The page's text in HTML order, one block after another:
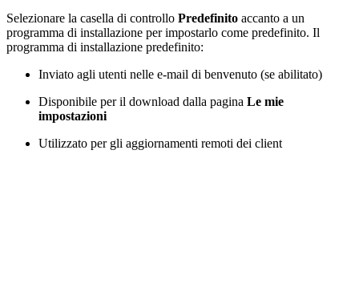
Selezionare la casella di controllo Predefinito accanto a un
programma di installazione per impostarlo come predefinito. Il
programma di installazione predefinito:
Inviato agli utenti nelle e-mail di benvenuto (se abilitato)
Disponibile per il download dalla pagina Le mie
impostazioni
Utilizzato per gli aggiornamenti remoti dei client